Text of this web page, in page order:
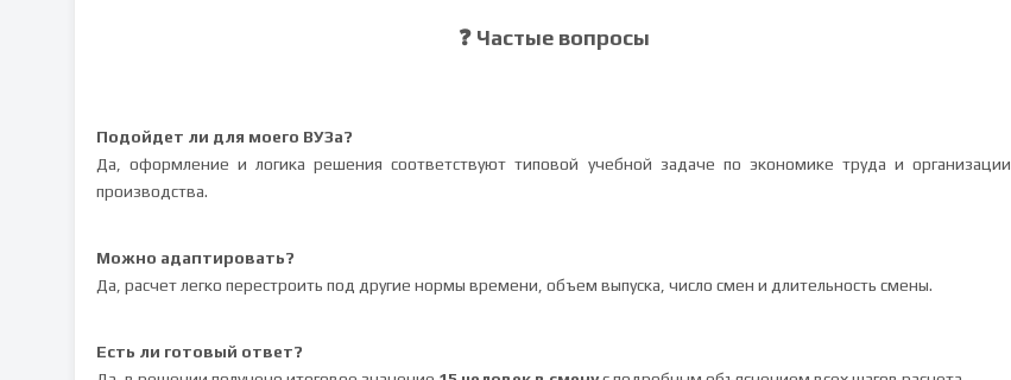
❓ Частые вопросы
Подойдет ли для моего ВУЗа?
Да, оформление и логика решения соответствуют типовой учебной задаче по экономике труда и организации
производства.
Можно адаптировать?
Да, расчет легко перестроить под другие нормы времени, объем выпуска, число смен и длительность смены.
Есть ли готовый ответ?